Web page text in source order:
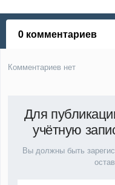
0 комментариев
Комментариев нет
Для
учётную
Вы должны быть